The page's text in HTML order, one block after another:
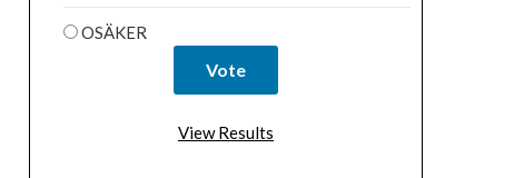
OSÄKER
View Results